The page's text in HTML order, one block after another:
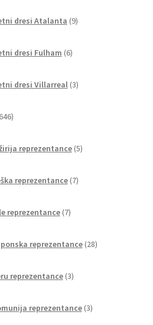
dresi Atalanta 9izdelkov
dresi Fulham 6izdelkov
dresi Villarreal 3izdelki
izdelkov
reprezentance 5izdelkov
reprezentance 7izdelkov
reprezentance 7izdelkov
reprezentance 28izdelkov
reprezentance 3izdelki
reprezentance 3izdelki